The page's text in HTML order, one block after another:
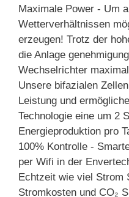
Maximale Power - Um
Wetterverhältnissen
erzeugen! Trotz der
die Anlage
Wechselrichter
Unsere bifazialen
Leistung und
Technologie eine um 2
Energieproduktion pro
100% Kontrolle -
per Wifi in der
Echtzeit wie viel Strom
Stromkosten und CO₂